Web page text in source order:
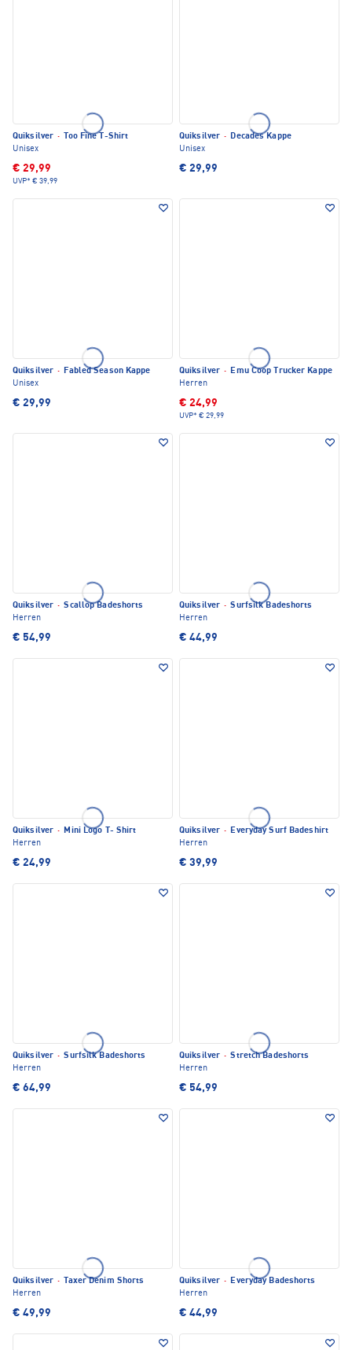
Quiksilver ·
Too Fine T-Shirt
Unisex
€ 29,99
UVP* € 39,99
Quiksilver · Decades Kappe
Unisex
€ 29,99
Quiksilver · Fabled Season Kappe
Unisex
€ 29,99
Quiksilver · Emu Coop Trucker Kappe
Herren
€ 24,99
UVP* € 29,99
Quiksilver · Scallop Badeshorts
Herren
€ 54,99
Quiksilver · Surfsilk Badeshorts
Herren
€ 44,99
Quiksilver · Mini Logo T- Shirt
Herren
€ 24,99
Quiksilver · Everyday Surf Badeshirt
Herren
€ 39,99
Quiksilver · Surfsilk Badeshorts
Herren
€ 64,99
Quiksilver · Stretch Badeshorts
Herren
€ 54,99
Quiksilver ·
Taxer Denim Shorts
Herren
€ 49,99
Quiksilver · Everyday Badeshorts
Herren
€ 44,99